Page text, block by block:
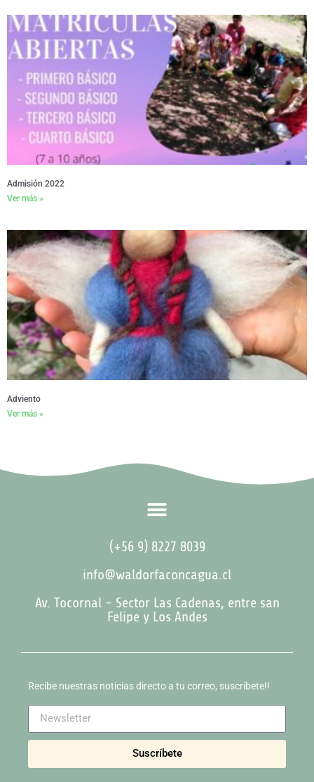
Admisión 2022
Ver más »
Adviento
Ver más »
(+56 9) 8227 8039
info@waldorfaconcagua.cl
Av. Tocornal - Sector Las Cadenas, entre san
Felipe y Los Andes
Recibe nuestras noticias directo a tu correo, suscríbete!!
Suscríbete